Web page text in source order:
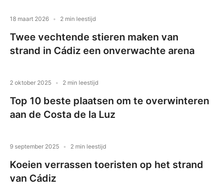
18 maart 2026 2 min leestijd
Twee vechtende stieren maken van
strand in Cádiz een onverwachte arena
2 oktober 2025 2 min leestijd
Top 10 beste plaatsen om te overwinteren
aan de Costa de la Luz
9 september 2025 2 min leestijd
Koeien verrassen toeristen op het strand
van Cádiz